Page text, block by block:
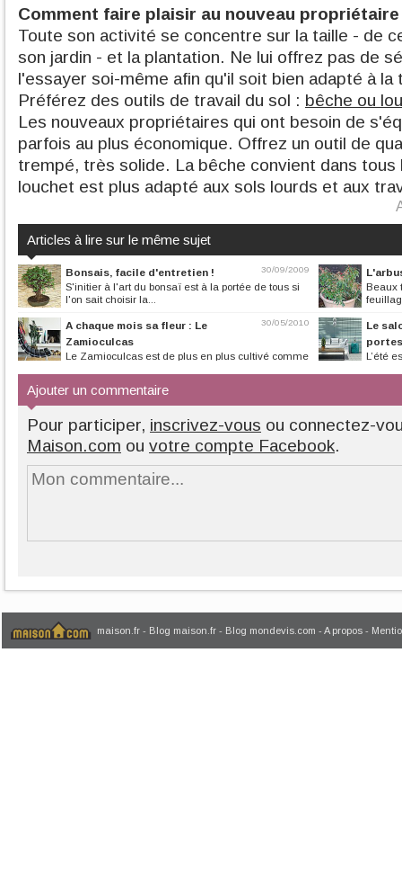
Comment faire plaisir au nouveau
Toute son activité se concentre sur la taille - de
son jardin - et la plantation. Ne lui offrez pas de
l'essayer soi-même afin qu'il soit bien adapté à la
Préférez des outils de travail du sol : bêche ou
Les nouveaux propriétaires qui ont besoin de
parfois au plus économique. Offrez un outil de
trempé, très solide. La bêche convient dans
louchet est plus adapté aux sols lourds et aux
Articles à lire sur le même sujet
30/09/2009
Bonsais, facile d'entretien !
S'initier à l'art du bonsaï est à la portée de tous si
l'on sait choisir la...
Beaux
30/05/2010
A chaque mois sa fleur : Le
Zamioculcas
Le Zamioculcas est de plus en plus cultivé comme
Le
L’été
Ajouter un commentaire
Pour participer, inscrivez-vous ou connectez-
Maison.com ou votre compte Facebook.
maison.fr - Blog maison.fr - Blog mondevis.com - A propos -